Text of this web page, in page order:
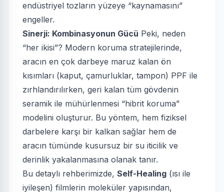
endüstriyel tozların yüzeye “kaynamasını”
engeller.
Sinerji: Kombinasyonun Gücü Peki, neden
“her ikisi”? Modern koruma stratejilerinde,
aracın en çok darbeye maruz kalan ön
kısımları (kaput, çamurluklar, tampon) PPF ile
zırhlandırılırken, geri kalan tüm gövdenin
seramik ile mühürlenmesi “hibrit koruma”
modelini oluşturur. Bu yöntem, hem fiziksel
darbelere karşı bir kalkan sağlar hem de
aracın tümünde kusursuz bir su iticilik ve
derinlik yakalanmasına olanak tanır.
Bu detaylı rehberimizde, Self-Healing (ısı ile
iyileşen) filmlerin moleküler yapısından,